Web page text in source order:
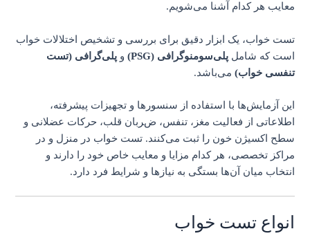
معایب هر کدام آشنا می‌شویم.
تست خواب، یک ابزار دقیق برای بررسی و تشخیص اختلالات خواب
است که شاملپلی‌سومنوگرافی (PSG) وپلی‌گرافی (تست
تنفسی خواب) می‌باشد.
این آزمایش‌ها با استفاده از سنسورها و تجهیزات پیشرفته،
اطلاعاتی از فعالیت مغز، تنفس، ضربان قلب، حرکات عضلانی و
سطح اکسیژن خون را ثبت می‌کنند. تست خواب در منزل و در
مراکز تخصصی، هر کدام مزایا و معایب خاص خود را دارند و
انتخاب میان آن‌ها بستگی به نیازها و شرایط فرد دارد.
انواع تست خواب